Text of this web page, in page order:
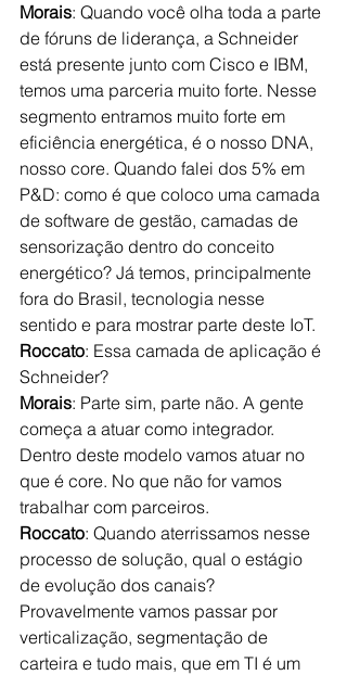
Morais: Quando você olha toda a parte
de fóruns de liderança, a Schneider
está presente junto com Cisco e IBM,
temos uma parceria muito forte. Nesse
segmento entramos muito forte em
eficiência energética, é o nosso DNA,
nosso core. Quando falei dos 5% em
P&D: como é que coloco uma camada
de software de gestão, camadas de
sensorização dentro do conceito
energético? Já temos, principalmente
fora do Brasil, tecnologia nesse
sentido e para mostrar parte deste IoT.
Roccato: Essa camada de aplicação é
Schneider?
Morais: Parte sim, parte não. A gente
começa a atuar como integrador.
Dentro deste modelo vamos atuar no
que é core. No que não for vamos
trabalhar com parceiros.
Roccato: Quando aterrissamos nesse
processo de solução, qual o estágio
de evolução dos canais?
Provavelmente vamos passar por
verticalização, segmentação de
carteira e tudo mais, que em TI é um